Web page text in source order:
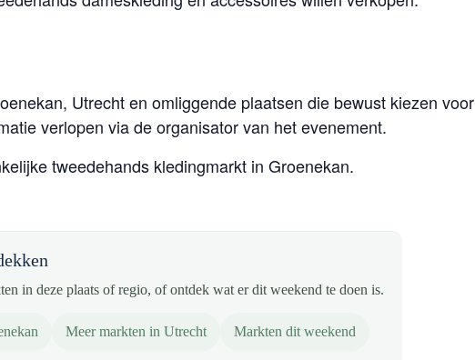
Utrecht en omliggende plaatsen die bewust kiezen voor
verlopen via de organisator van het evenement.
tweedehands kledingmarkt in Groenekan.
in deze plaats of regio, of ontdek wat er dit weekend te doen is.
Meer markten in Utrecht Markten dit weekend